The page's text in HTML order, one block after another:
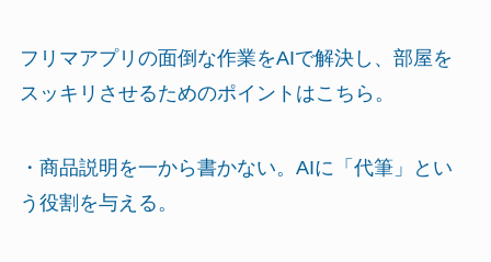
フリマアプリの面倒な作業をAIで解決し、部屋を
スッキリさせるためのポイントはこちら。
・商品説明を一から書かない。AIに「代筆」とい
う役割を与える。